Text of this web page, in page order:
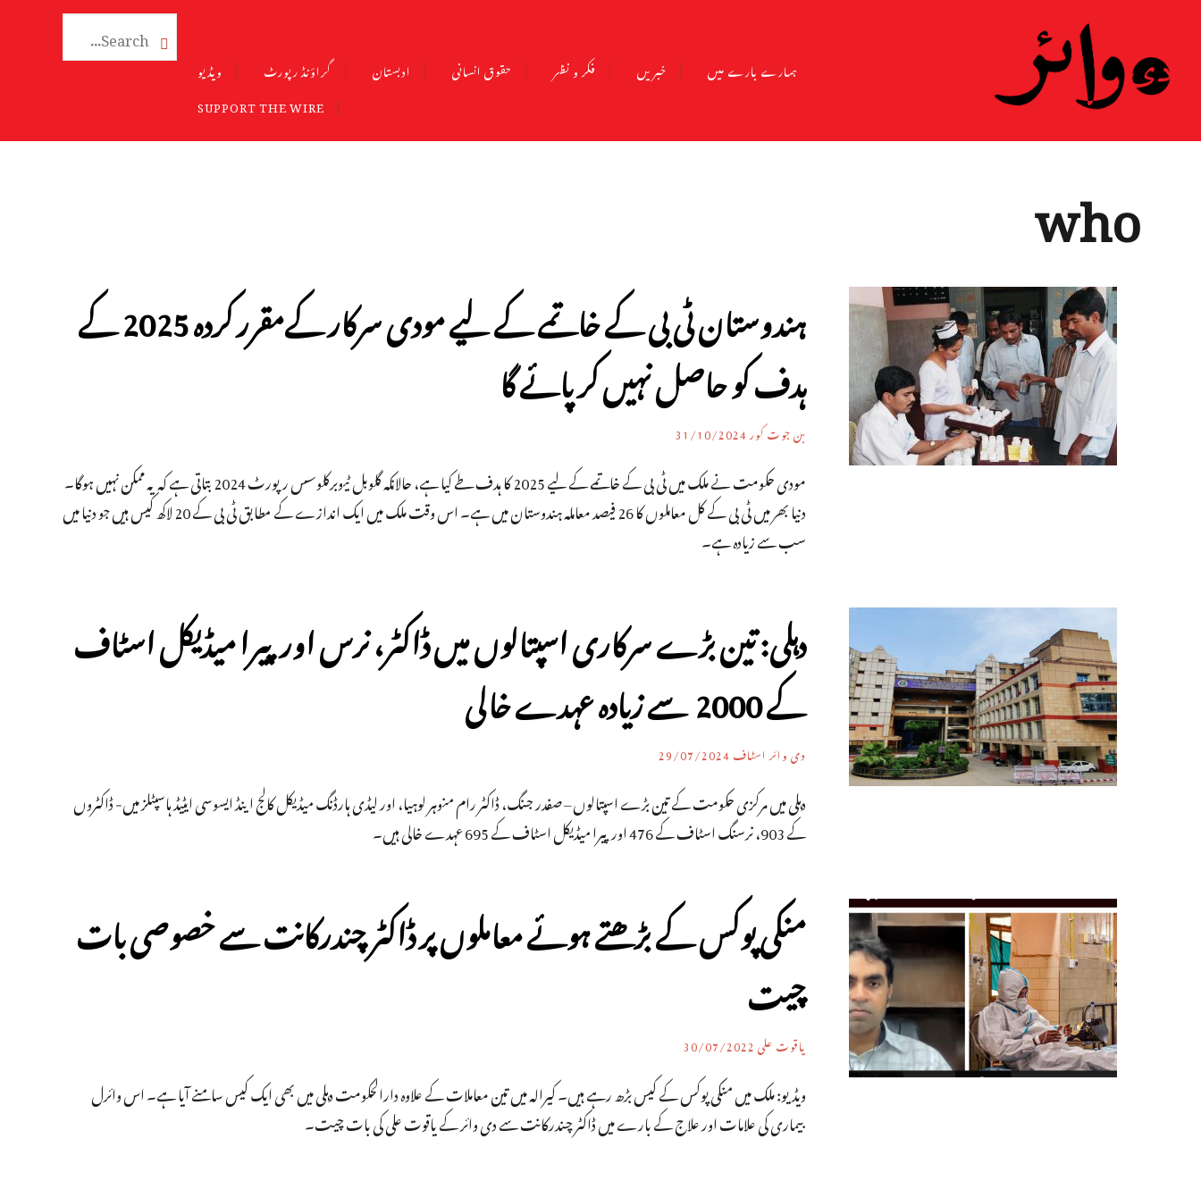
ہمارے بارے میں خبریں فکر و نظر حقوق انسانی ادبستان گراؤنڈ رپورٹ
ویڈیو
SUPPORT THE WIRE

who
ہندوستان ٹی بی کے خاتمے کے لیے مودی سرکار کےمقرر کردہ 2025 کے
ہدف کو حاصل نہیں کر پائے گا
بن جوت کور31/10/2024
مودی حکومت نے ملک میں ٹی بی کے خاتمے کے لیے 2025 کا ہدف طے کیا ہے، حالانکہ گلوبل ٹیوبرکلوسس رپورٹ 2024 بتاتی ہے کہ یہ ممکن نہیں ہوگا۔
دنیا بھر میں ٹی بی کے کل معاملوں کا 26 فیصد معاملہ ہندوستان میں ہے۔ اس وقت ملک میں ایک اندازے کے مطابق ٹی بی کے 20 لاکھ کیس ہیں جو دنیا میں
سب سے زیادہ ہے۔
دہلی: تین بڑے سرکاری اسپتالوں میں ڈاکٹر، نرس اور پیرا میڈیکل اسٹاف
کے 2000 سے زیادہ عہدے خالی
دی وائر اسٹاف29/07/2024
دہلی میں مرکزی حکومت کے تین بڑے اسپتالوں – صفدر جنگ، ڈاکٹر رام منوہر لوہیا، اور لیڈی ہارڈنگ میڈیکل کالج اینڈ ایسوسی ایٹیڈ ہاسپٹلز میں- ڈاکٹروں
کے 903، نرسنگ اسٹاف کے 476 اور پیرا میڈیکل اسٹاف کے 695 عہدے خالی ہیں۔
منکی پوکس کے بڑھتے ہوئے معاملوں پر ڈاکٹر چندرکانت سے خصوصی بات
چیت
یاقوت علی30/07/2022
ویڈیو: ملک میں منکی پوکس کے کیس بڑھ رہے ہیں۔ کیرالہ میں تین معاملات کے علاوہ دارالحکومت دہلی میں بھی ایک کیس سامنے آیا ہے۔ اس وائرل
بیماری کی علامات اور علاج کے بارے میں ڈاکٹر چندرکانت سے دی وائر کے یاقوت علی کی بات چیت۔